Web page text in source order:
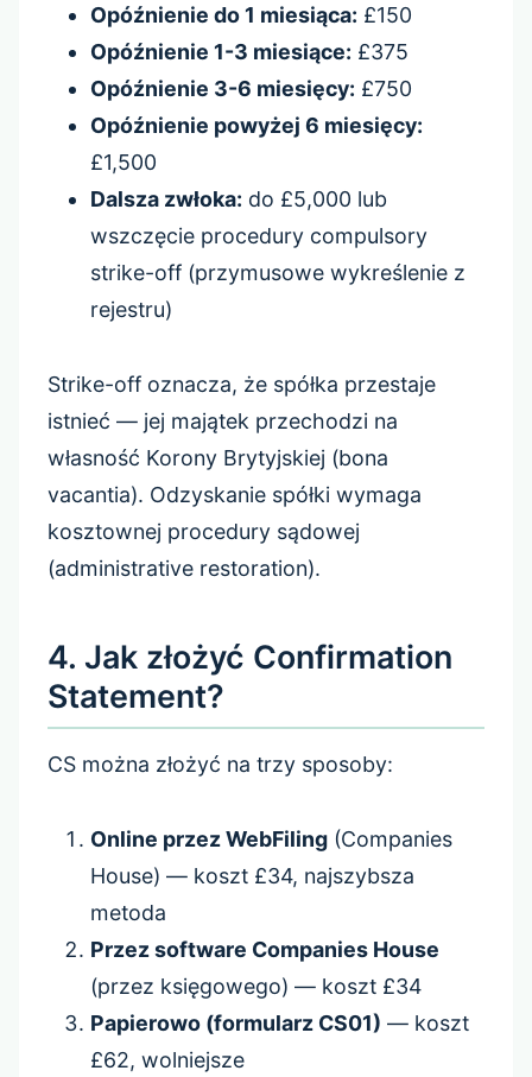
Opóźnienie do 1 miesiąca: £150
Opóźnienie 1-3 miesiące: £375
Opóźnienie 3-6 miesięcy: £750
Opóźnienie powyżej 6 miesięcy:
£1,500
Dalsza zwłoka: do £5,000 lub
wszczęcie procedury compulsory
strike-off (przymusowe wykreślenie z
rejestru)
Strike-off oznacza, że spółka przestaje
istnieć — jej majątek przechodzi na
własność Korony Brytyjskiej (bona
vacantia). Odzyskanie spółki wymaga
kosztownej procedury sądowej
(administrative restoration).
4. Jak złożyć Confirmation
Statement?
CS można złożyć na trzy sposoby:
Online przez WebFiling(Companies
House) — koszt £34, najszybsza
metoda
Przez software Companies House
(przez księgowego) — koszt £34
Papierowo (formularz CS01) — koszt
£62, wolniejsze